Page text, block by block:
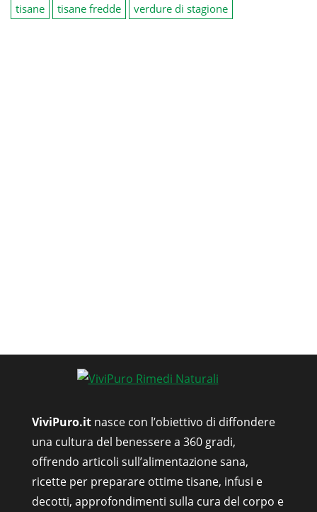
tisane
tisane fredde verdure di stagione
ViviPuro.it nasce con l’obiettivo di diffondere
una cultura del benessere a 360 gradi,
offrendo articoli sull’alimentazione sana,
ricette per preparare ottime tisane, infusi e
decotti, approfondimenti sulla cura del corpo e